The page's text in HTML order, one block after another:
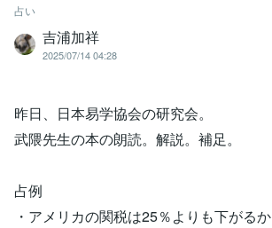
占い
吉浦加祥
2025/07/14 04:28
昨日、日本易学協会の研究会。
武隈先生の本の朗読。解説。補足。
占例
・アメリカの関税は25％よりも下がるか